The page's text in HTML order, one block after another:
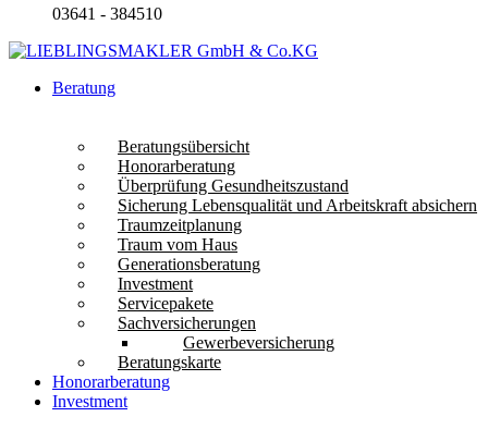
03641 - 384510
Beratung
Beratungsübersicht
Honorarberatung
Überprüfung Gesundheitszustand
Sicherung Lebensqualität und Arbeitskraft absichern
Traumzeitplanung
Traum vom Haus
Generationsberatung
Investment
Servicepakete
Sachversicherungen
Gewerbeversicherung
Beratungskarte
Honorarberatung
Investment